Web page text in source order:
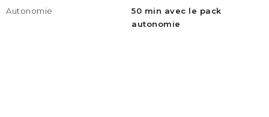
Autonomie
50 min avec le pack
autonomie​